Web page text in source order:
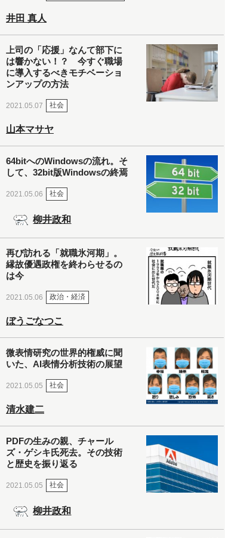
井田 真人
上司の「応援」なんて部下に
は響かない！？ 今すぐ職場
に導入するべきモチベーショ
ンアップの方法
2021.05.07 社会
山本マサヤ
64bitへのWindowsの流れ。そ
して、32bit版Windowsの終焉
2021.05.06 社会
柳井政和
再び訪れる「就職氷河期」。
縁故優遇政権を終わらせるの
は今
2021.05.06 政治・経済
ぼうごなつこ
微表情研究の世界的権威に聞
いた、AI表情分析技術の展望
2021.05.05 社会
清水建二
PDFの生みの親、チャール
ズ・ゲシキ氏死去。その技術
と歴史を振り返る
2021.05.05 社会
柳井政和